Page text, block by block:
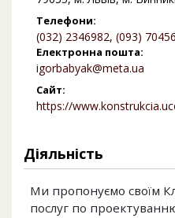
Телефони:
(032) 2346982, (093)
Електронна пошта:
igorbabyak@meta.ua
Сайт:
https://
Діяльність
Ми пропонуємо своїм
послуг по